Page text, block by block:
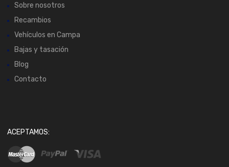
Sobre nosotros
Recambios
Vehículos en Campa
Bajas y tasación
Blog
Contacto
ACEPTAMOS: